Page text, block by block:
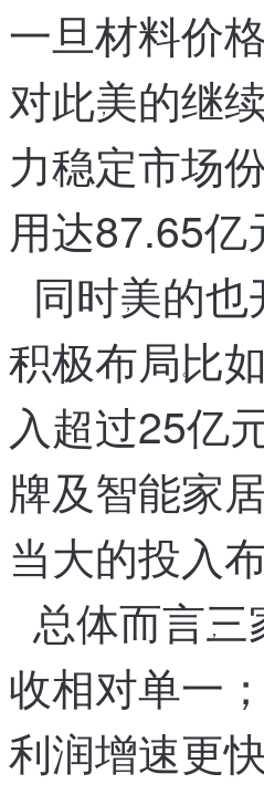
一旦材料价
对此，
美的继
力 、
稳定市场
用达87.65亿
同时，
美的
积极布局。
比
入超过25亿
牌及智能家
当大的投入
总体而言 ，
三
收相对单一 ；
利润增速更